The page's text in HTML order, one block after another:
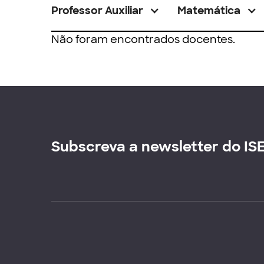
Professor Auxiliar Matemática
Não foram encontrados docentes.
Subscreva a newsletter do